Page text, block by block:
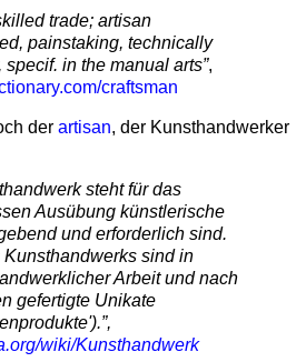
trade; artisan
painstaking, technically
in the manual arts”,
craftsman
der artisan, der Kunsthandwerker
steht für das
Ausübung künstlerische
und erforderlich sind.
sind in
Arbeit und nach
gefertigte Unikate
wiki/Kunsthandwerk